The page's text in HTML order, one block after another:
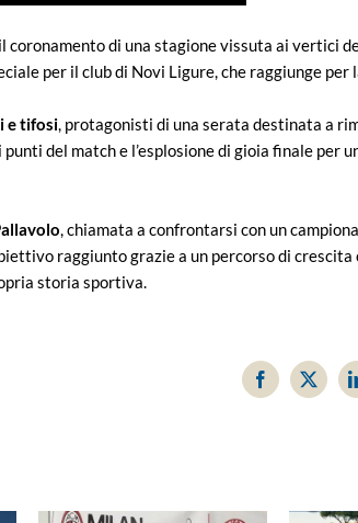
di una stagione vissuta ai vertici
per il club di Novi Ligure, che raggiunge per
e tifosi, protagonisti di una serata destinata a
del match e l’esplosione di gioia finale per
, chiamata a confrontarsi con un
raggiunto grazie a un percorso di crescita
storia sportiva.
Facebook
X